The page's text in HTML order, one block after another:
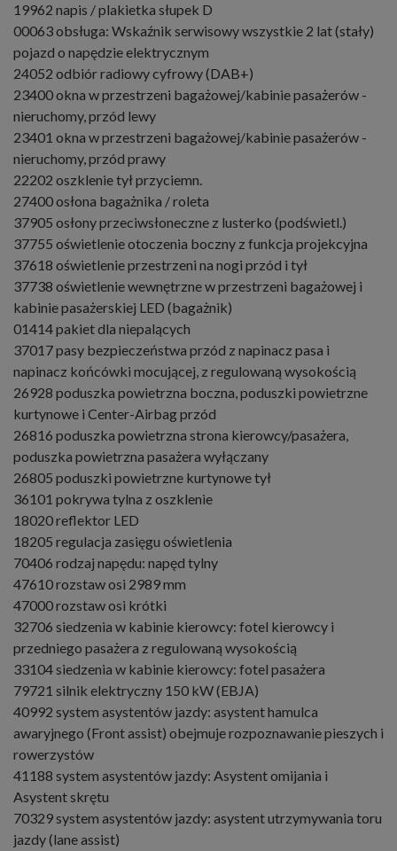
19962 napis / plakietka słupek D
00063 obsługa: Wskaźnik serwisowy wszystkie 2 lat (stały)
pojazd o napędzie elektrycznym
24052 odbiór radiowy cyfrowy (DAB+)
23400 okna w przestrzeni bagażowej/kabinie pasażerów -
nieruchomy, przód lewy
23401 okna w przestrzeni bagażowej/kabinie pasażerów -
nieruchomy, przód prawy
22202 oszklenie tył przyciemn.
27400 osłona bagażnika / roleta
37905 osłony przeciwsłoneczne z lusterko (podświetl.)
37755 oświetlenie otoczenia boczny z funkcja projekcyjna
37618 oświetlenie przestrzeni na nogi przód i tył
37738 oświetlenie wewnętrzne w przestrzeni bagażowej i
kabinie pasażerskiej LED (bagażnik)
01414 pakiet dla niepalących
37017 pasy bezpieczeństwa przód z napinacz pasa i
napinacz końcówki mocującej, z regulowaną wysokością
26928 poduszka powietrzna boczna, poduszki powietrzne
kurtynowe i Center-Airbag przód
26816 poduszka powietrzna strona kierowcy/pasażera,
poduszka powietrzna pasażera wyłączany
26805 poduszki powietrzne kurtynowe tył
36101 pokrywa tylna z oszklenie
18020 reflektor LED
18205 regulacja zasięgu oświetlenia
70406 rodzaj napędu: napęd tylny
47610 rozstaw osi 2989 mm
47000 rozstaw osi krótki
32706 siedzenia w kabinie kierowcy: fotel kierowcy i
przedniego pasażera z regulowaną wysokością
33104 siedzenia w kabinie kierowcy: fotel pasażera
79721 silnik elektryczny 150 kW (EBJA)
40992 system asystentów jazdy: asystent hamulca
awaryjnego (Front assist) obejmuje rozpoznawanie pieszych i
rowerzystów
41188 system asystentów jazdy: Asystent omijania i
Asystent skrętu
70329 system asystentów jazdy: asystent utrzymywania toru
jazdy (lane assist)